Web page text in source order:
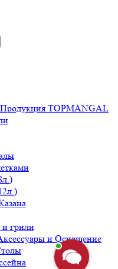
Продукция TOPMANGAL
грили
и Оснащение